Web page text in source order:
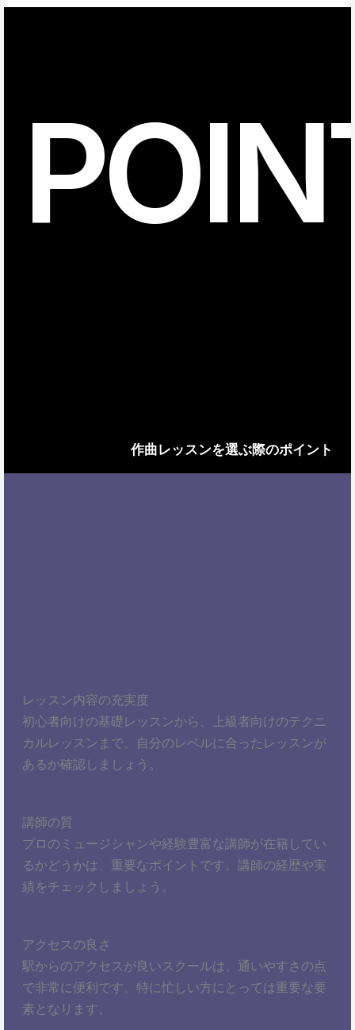
作曲レッスンを選ぶ際のポイント
レッスン内容の充実度
初心者向けの基礎レッスンから、上級者向けのテクニ
カルレッスンまで、自分のレベルに合ったレッスンが
あるか確認しましょう。
講師の質
プロのミュージシャンや経験豊富な講師が在籍してい
るかどうかは、重要なポイントです。講師の経歴や実
績をチェックしましょう。
アクセスの良さ
駅からのアクセスが良いスクールは、通いやすさの点
で非常に便利です。特に忙しい方にとっては重要な要
素となります。